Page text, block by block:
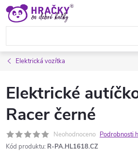
Přejít
obsah
Elektrická vozítka
Elektrické
Racer černé
Neohodnoceno Podrobnosti
Kód produktu: R-PA.HL1618.CZ